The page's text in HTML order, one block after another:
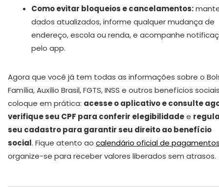
Como evitar bloqueios e cancelamentos:
dados atualizados, informe qualquer mudança de
endereço, escola ou renda, e acompanhe
pelo app.
Agora que você já tem todas as informações sobre o
Família, Auxílio Brasil, FGTS, INSS e outros benefícios
coloque em prática: acesse o aplicativo e consulte
verifique seu CPF para conferir elegibilidadee
seu cadastro para garantir seu direito ao benefício
social. Fique atento ao calendário oficial de
organize-se para receber valores liberados sem atrasos.